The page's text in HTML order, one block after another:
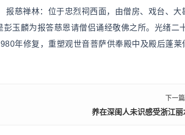
慈禅林：位于忠烈祠西面，由僧房、戏台、大
玉麟为报答慈恩请僧侣诵经敬佛之所。光绪二
年修复，重塑观世音菩萨供奉殿中及殿后蓬莱
下一
养在深闺人未识感受浙江丽